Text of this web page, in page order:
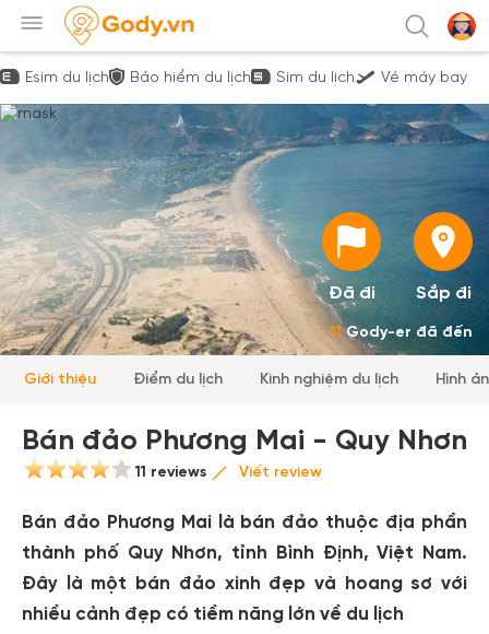
Esim du lịch Bảo hiểm du lịch Sim du lịch Vé máy bay
Đã đi Sắp đi
11Gody-er đã đến
Giới thiệu Điểm du lịch Kinh nghiệm du lịch Hình
Bán đảo Phương Mai - Quy Nhơn
11 reviews Viết review
Bán đảo Phương Mai là bán đảo thuộc địa phần
thành phố Quy Nhơn, tỉnh Bình Định, Việt Nam.
Đây là một bán đảo xinh đẹp và hoang sơ với
nhiều cảnh đẹp có tiềm năng lớn về du lịch